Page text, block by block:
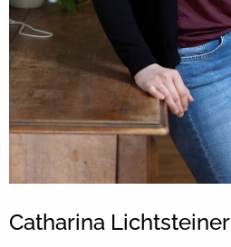
Catharina Lichtsteiner